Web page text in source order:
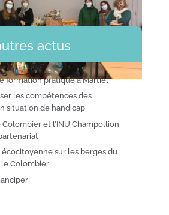
actus
formation pratique à Martiel
les compétences des
situation de handicap
Colombier et l’INU Champollion
sur les berges du
le Colombier